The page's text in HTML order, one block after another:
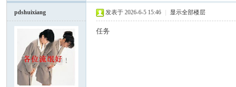
pdshuixiang 发表于 2026-6-5 15:46 显示全部楼层
任务